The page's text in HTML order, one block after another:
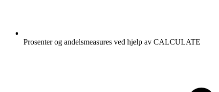
Prosenter og andelsmeasures ved hjelp av CALCULATE